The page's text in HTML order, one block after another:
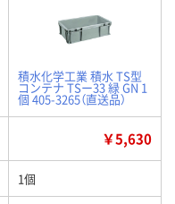
積水化学工業 積水 TS型
コンテナ TSー33 緑 GN 1
個 405-3265（直送品）
￥5,630
1個